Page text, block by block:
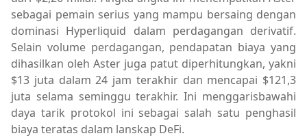
sebagai pemain serius yang mampu bersaing dengan
dominasi Hyperliquid dalam perdagangan derivatif.
Selain volume perdagangan, pendapatan biaya yang
dihasilkan oleh Aster juga patut diperhitungkan, yakni
$13 juta dalam 24 jam terakhir dan mencapai $121,3
juta selama seminggu terakhir. Ini menggarisbawahi
daya tarik protokol ini sebagai salah satu penghasil
biaya teratas dalam lanskap DeFi.